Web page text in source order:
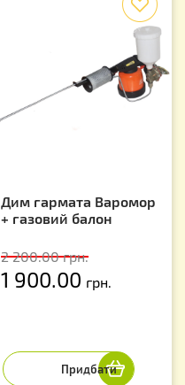
Дим гармата Варомор
+ газовий балон
2 200.00грн.
1 900.00 грн.